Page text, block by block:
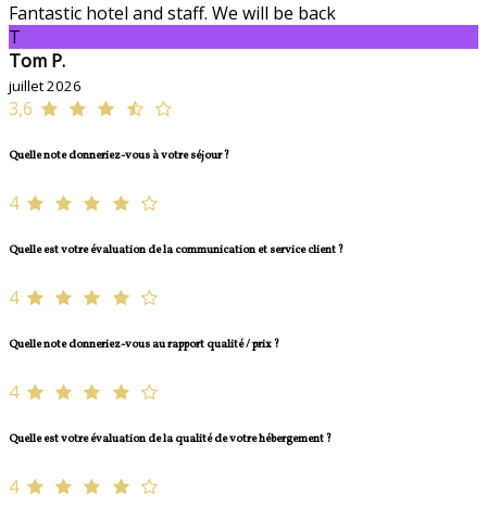
Fantastic hotel and staff. We will be back
T
Tom P.
juillet 2026
3,6
Quelle note donneriez-vous à votre séjour ?
4
Quelle est votre évaluation de la communication et service client ?
4
Quelle note donneriez-vous au rapport qualité / prix ?
4
Quelle est votre évaluation de la qualité de votre hébergement ?
4